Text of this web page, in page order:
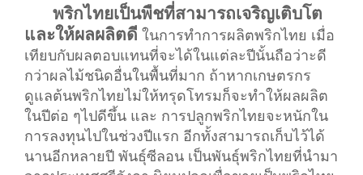
พริกไทยเป็นพืชที่สามารถเจริญเติบโต
และให้ผลผลิตดี ในการทำการผลิตพริกไทย เมื่อ
เทียบกับผลตอบแทนที่จะได้ในแต่ละปีนั้นถือว่าะดี
กว่าผลไม้ชนิดอื่นในพื้นที่มาก ถ้าหากเกษตรกร
ดูแลต้นพริกไทยไม่ให้ทรุดโทรมก็จะทำให้ผลผลิต
ในปีต่อ ๆไปดีขึ้น และ การปลูกพริกไทยจะหนักใน
การลงทุนไปในช่วงปีแรก อีกทั้งสามารถเก็บไว้ได้
นานอีกหลายปี พันธุ์ซีลอน เป็นพันธุ์พริกไทยที่นำมา